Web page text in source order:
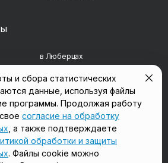
в Люберцах
в Красногорске
в Королёве
в Домодедово
в Щёлково
и сбора статистических
данные, используя файлы
программы. Продолжая работу
согласие на обработку
, а также подтверждаете
обработки и защиты
. Файлы cookie можно